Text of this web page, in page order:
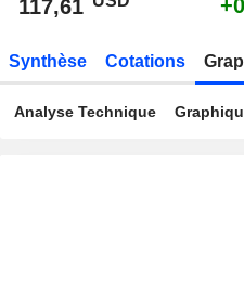
117,61
Synthèse Cotations
Analyse Technique